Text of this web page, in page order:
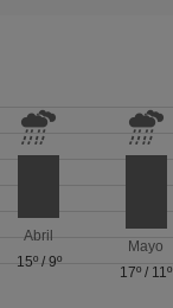
Abril
15º/ 9º
Mayo
17º / 11º